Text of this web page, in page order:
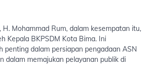
H. Mohammad Rum, dalam kesempatan itu,
Kepala BKPSDM Kota Bima. Ini
penting dalam persiapan pengadaan ASN
dalam memajukan pelayanan publik di